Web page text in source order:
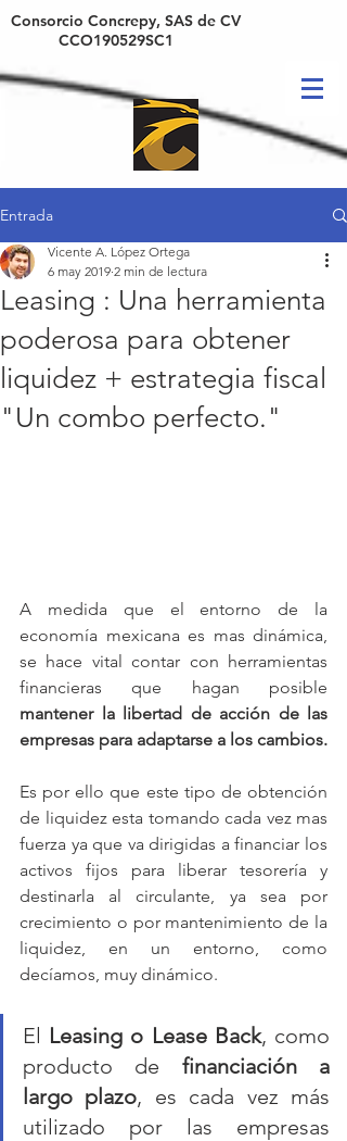
Consorcio Concrepy, SAS de CV
CCO190529SC1
Entrada
Leasing : Una herramienta
poderosa para obtener
liquidez + estrategia fiscal
"Un combo perfecto."
Vicente A. López Ortega
6 may 2019 2 min de lectura
A medida que el entorno de la
economía mexicana es mas dinámica,
se hace vital contar con herramientas
mantener la libertad de acción de las
empresas para adaptarse a los cambios.
Es por ello que este tipo de obtención
de liquidez esta tomando cada vez mas
fuerza ya que va dirigidas a financiar los
activos fijos para liberar tesorería y
destinarla al circulante, ya sea por
crecimiento o por mantenimiento de la
liquidez, en un entorno, como
decíamos, muy dinámico.
El Leasing o Lease Back, como
producto de financiación a
largo plazo, es cada vez más
utilizado por las empresas